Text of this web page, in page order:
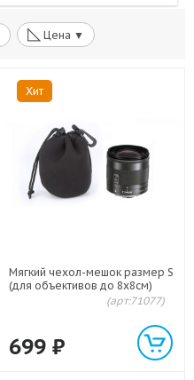
◺ Цена ▼
Хит
Мягкий чехол-мешок размер S
(для объективов до 8х8см)
(арт:71077)
699 ₽